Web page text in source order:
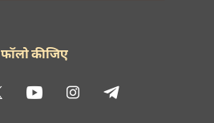
फॉलो कीजिए